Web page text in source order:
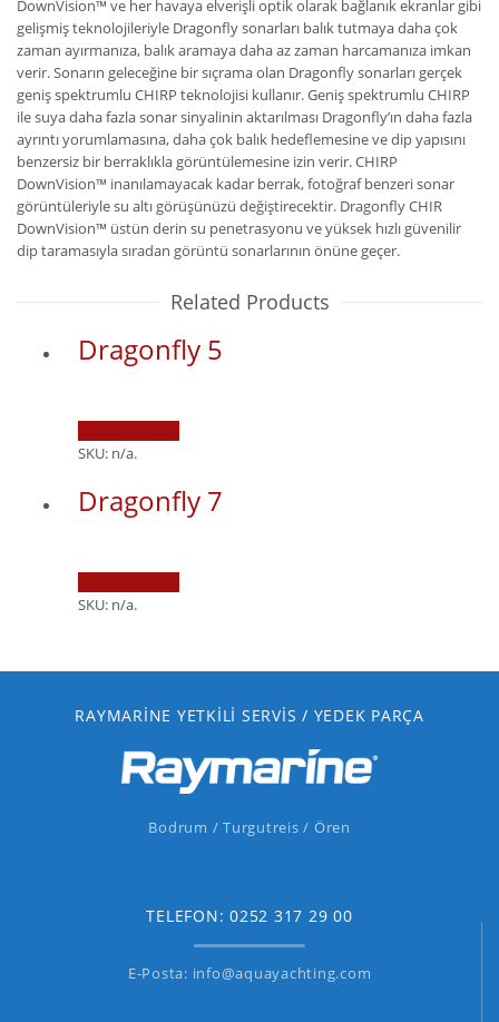
DownVision™ ve her havaya elverişli optik olarak bağlanık ekranlar gibi
gelişmiş teknolojileriyle Dragonfly sonarları balık tutmaya daha çok
zaman ayırmanıza, balık aramaya daha az zaman harcamanıza imkan
verir. Sonarın geleceğine bir sıçrama olan Dragonfly sonarları gerçek
geniş spektrumlu CHIRP teknolojisi kullanır. Geniş spektrumlu CHIRP
ile suya daha fazla sonar sinyalinin aktarılması Dragonfly’ın daha fazla
ayrıntı yorumlamasına, daha çok balık hedeflemesine ve dip yapısını
benzersiz bir berraklıkla görüntülemesine izin verir. CHIRP
DownVision™ inanılamayacak kadar berrak, fotoğraf benzeri sonar
görüntüleriyle su altı görüşünüzü değiştirecektir. Dragonfly CHIR
DownVision™ üstün derin su penetrasyonu ve yüksek hızlı güvenilir
dip taramasıyla sıradan görüntü sonarlarının önüne geçer.
Related Products
Dragonfly 5
SKU: n/a.
Dragonfly 7
SKU: n/a.
RAYMARINE YETKILI SERVIS / YEDEK PARÇA
Bodrum / Turgutreis / Ören
TELEFON: 0252 317 29 00
E-Posta: info@aquayachting.com